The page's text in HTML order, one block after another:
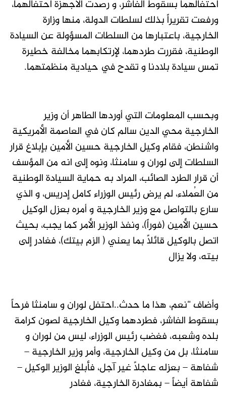
احتفالهما بسقوط الفاشر، و رصدت الأجهزة احتفالهما،
ورفعت تقريراً بذلك لسلطات الدولة، منها وزارة
الخارجية، باعتبارها من السلطات المسؤولة عن السيادة
الوطنية، فقررت طردهما، لإرتكابهما مخالفة خطيرة
تمس سيادة بلادنا و تقدح في حيادية منظمتهما.
وبحسب المعلومات التي أوردها الطاهر أن وزير
الخارجية محي الدين سالم كان في العاصمة الأمريكية
واشنطن، فقام وكيل الخارجية حسين الأمين بإبلاغ قرار
السلطات إلى لوران و سامنثا، ونوه إلى انه من المؤسف
أن قرار الطرد الصائب، المراد به حماية السيادة الوطنية
من العُملاء، لم يرض رئيس الوزراء كامل إدريس، و الذي
سارع بالتواصل مع وزير الخارجية و أمره بعزل الوكيل
حسين الأمين (فوراً)، ونفذ الوزير الأمر كما يجب، بحيث
اتصل بالوكيل قائلاً بما يعني ( الزم بيتك)، فغادر إلى
بيته، ولا يزال
وأضاف “نعم، هذا ما حدث..احتفل لوران و سامنثا فرحاً
بسقوط الفاشر، فطردهما وكيل الخارجية لصون كرامة
بلده وشعبه، فغضب رئيس الوزراء، ليس من لوران و
سامنثا، بل من وكيل الخارجية، وأمر وزير الخارجية –
شفاهة – بعزله عاجلاً غير آجل، فأبلغ الوزير الوكيل –
شفاهة أيضاً – بمغادرة الخارجية، فغادر